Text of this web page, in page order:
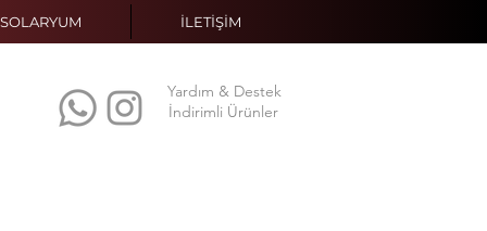
SOLARYUM İLETİŞİM
Yardım & Destek
İndirimli Ürünler